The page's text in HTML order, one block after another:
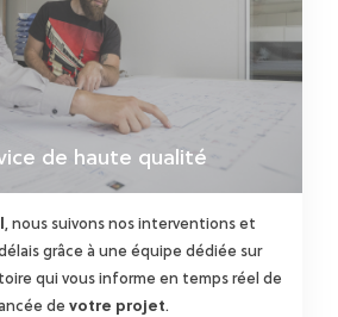
de haute qualité
, nous suivons nos interventions et
grâce à une équipe dédiée sur
qui vous informe en temps réel de
de votre projet.